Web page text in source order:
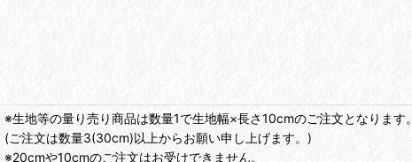
※生地等の量り売り商品は数量1で生地幅×長さ10cmのご注文となります。
(ご注文は数量3(30cm)以上からお願い申し上げます。)
※20cmや10cmのご注文はお受けできません。